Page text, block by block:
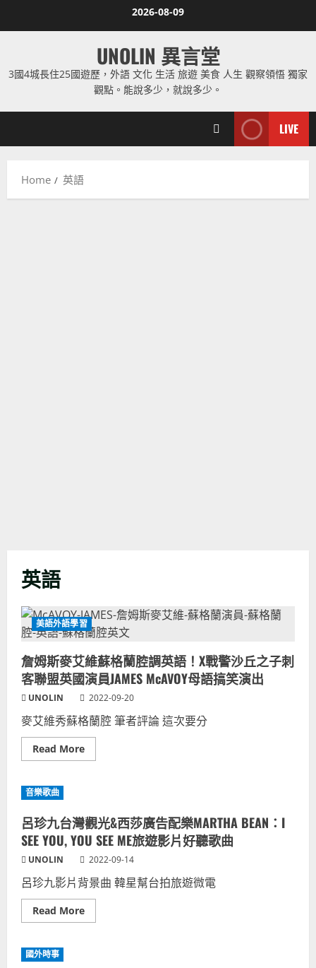
2026-08-09
UNOLIN 異言堂
3國4城長住25國遊歷，外語 文化 生活 旅遊 美食 人生 觀察領悟 獨家
觀點。能說多少，就說多少。
LIVE
Home 英語
英語
美語外語學習
詹姆斯麥艾維蘇格蘭腔調英語！X戰警沙丘之子刺
客聯盟英國演員JAMES McAVOY母語搞笑演出
UNOLIN 2022-09-20
麥艾維秀蘇格蘭腔 筆者評論 這次要分
Read MoreRead
more
艾
維
蘇
格
蘭
腔
調
英
語！
戰
警
音樂歌曲
呂珍九台灣觀光&西莎廣告配樂MARTHA BEAN：I
SEE YOU, YOU SEE ME旅遊影片好聽歌曲
UNOLIN 2022-09-14
呂珍九影片背景曲 韓星幫台拍旅遊微電
Read MoreRead
more
國外時事